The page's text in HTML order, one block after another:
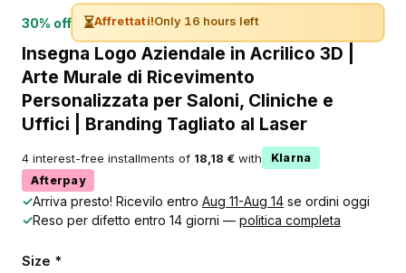
30% off ⏳Affrettati!Only 16 hours left
Insegna Logo Aziendale in Acrilico 3D |
Arte Murale di Ricevimento
Personalizzata per Saloni, Cliniche e
Uffici | Branding Tagliato al Laser
4 interest-free installments of 18,18 € with
Klarna
Afterpay
✓Arriva presto! Ricevilo entro Aug 11-Aug 14 se ordini oggi
✓Reso per difetto entro 14 giorni — politica completa
Size *